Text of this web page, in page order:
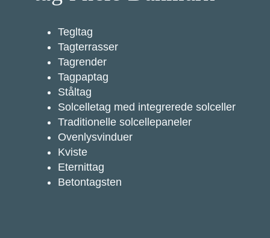
Tegltag
Tagterrasser
Tagrender
Tagpaptag
Ståltag
Solcelletag med integrerede solceller
Traditionelle solcellepaneler
Ovenlysvinduer
Kviste
Eternittag
Betontagsten